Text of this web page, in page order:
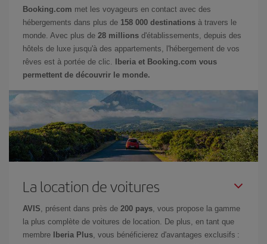
Booking.com met les voyageurs en contact avec des
hébergements dans plus de 158 000 destinations à travers le
monde. Avec plus de 28 millions d'établissements, depuis des
hôtels de luxe jusqu'à des appartements, l'hébergement de vos
rêves est à portée de clic.
Iberia et Booking.com vous
permettent de découvrir le monde.
La location de voitures
AVIS , présent dans près de 200 pays , vous propose la gamme
la plus complète de voitures de location. De plus, en tant que
membre
Iberia Plus , vous bénéficierez d'avantages exclusifs :